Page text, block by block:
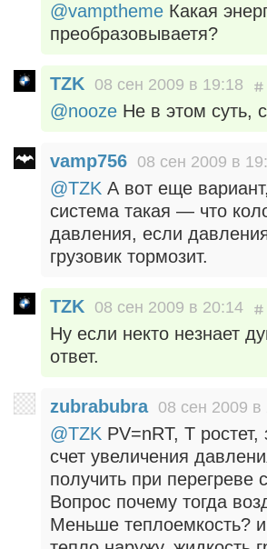
@vamptheme Какая
преобразовываетя?
TZK 08 сен 2009 в 19:18
@nooze Не в этом суть,
vamp756 08 сен 2009 в
@TZK А вот еще
система такая — что
давления, если
грузовик тормозит.
TZK 08 сен 2009 в 20:14
Ну если некто незнает
ответ.
zubrabubra 08 сен 2009 в
@TZK PV=nRT, T
счет увеличения
получить при
Вопрос почему тогда
Меньше теплоемкость? и